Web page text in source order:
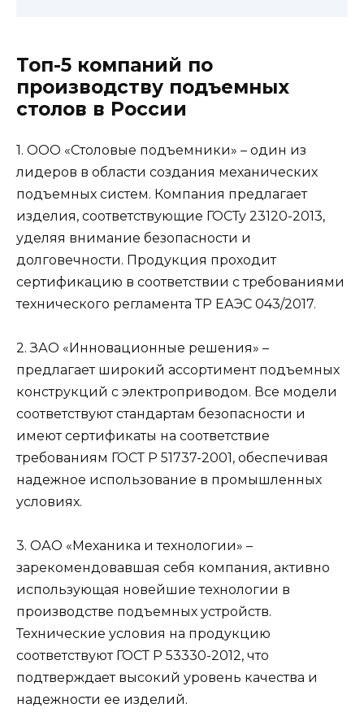
Топ-5 компаний по
производству подъемных
столов в России
1. ООО «Столовые подъемники» – один из
лидеров в области создания механических
подъемных систем. Компания предлагает
изделия, соответствующие ГОСТу 23120-2013,
уделяя внимание безопасности и
долговечности. Продукция проходит
сертификацию в соответствии с требованиями
технического регламента ТР ЕАЭС 043/2017.
2. ЗАО «Инновационные решения» –
предлагает широкий ассортимент подъемных
конструкций с электроприводом. Все модели
соответствуют стандартам безопасности и
имеют сертификаты на соответствие
требованиям ГОСТ Р 51737-2001, обеспечивая
надежное использование в промышленных
условиях.
3. ОАО «Механика и технологии» –
зарекомендовавшая себя компания, активно
использующая новейшие технологии в
производстве подъемных устройств.
Технические условия на продукцию
соответствуют ГОСТ Р 53330-2012, что
подтверждает высокий уровень качества и
надежности ее изделий.